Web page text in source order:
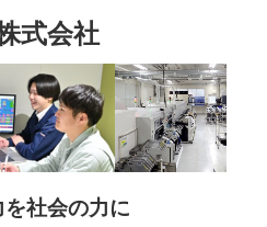
の就業
の就業
式会社
社会の力に